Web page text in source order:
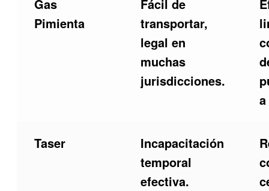
Gas
Pimienta
Fácil de
transportar,
legal en
muchas
jurisdicciones.
Taser
Incapacitación
temporal
efectiva.